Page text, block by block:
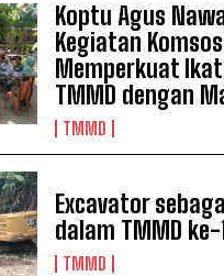
Koptu Agus
Kegiatan
Memperkuat
TMMD dengan
TMMD
Excavator
dalam TMMD ke-
TMMD